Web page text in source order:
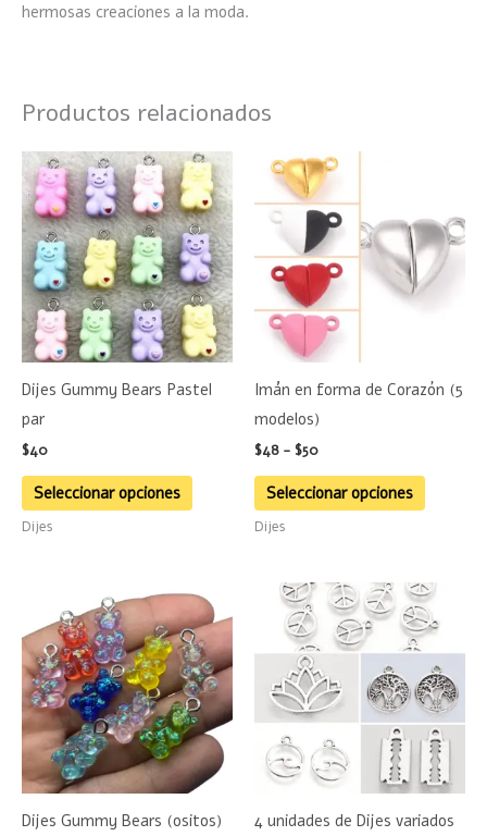
hermosas creaciones a la moda.
Productos relacionados
Dijes Gummy Bears Pastel
par
$40
Seleccionar opciones
Este
producto
tiene
múltiples
variantes.
Las
opciones
se
pueden
página
Dijes
Imán en forma de Corazón (5
modelos)
$48 - $50
Rango
de
precios:
desde
$48
hasta
$50
Seleccionar opciones
tiene
pueden
página
Dijes
Dijes Gummy Bears (ositos)
Este
producto
tiene
múltiples
variantes.
Las
opciones
pueden
4 unidades de Dijes variados
Este
producto
tiene
Las
opciones
pueden